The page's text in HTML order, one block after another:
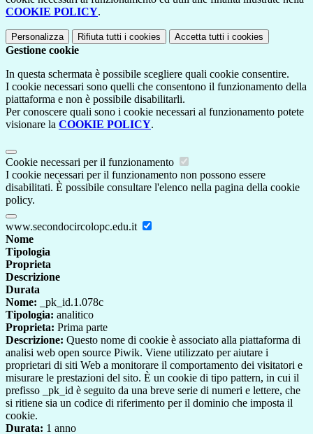
COOKIE POLICY.
Personalizza Rifiuta tutti i cookies Accetta tutti i cookies
Gestione cookie
In questa schermata è possibile scegliere quali cookie consentire.
I cookie necessari sono quelli che consentono il funzionamento della
piattaforma e non è possibile disabilitarli.
Per conoscere quali sono i cookie necessari al funzionamento potete
visionare la COOKIE POLICY.
Cookie necessari per il funzionamento
I cookie necessari per il funzionamento non possono essere
disabilitati. È possibile consultare l'elenco nella pagina della cookie
policy.
www.secondocircolopc.edu.it
Nome
Tipologia
Proprieta
Descrizione
Durata
Nome: _pk_id.1.078c
Tipologia: analitico
Proprieta: Prima parte
Descrizione: Questo nome di cookie è associato alla piattaforma di
analisi web open source Piwik. Viene utilizzato per aiutare i
proprietari di siti Web a monitorare il comportamento dei visitatori e
misurare le prestazioni del sito. È un cookie di tipo pattern, in cui il
prefisso _pk_id è seguito da una breve serie di numeri e lettere, che
si ritiene sia un codice di riferimento per il dominio che imposta il
cookie.
Durata: 1 anno